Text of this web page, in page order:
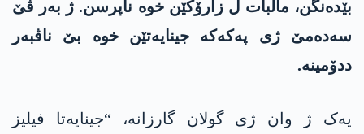
بێدەنگن، مالبات ل زارۆکێن خوە ناپرسن. ژ بەر ڤێ
سەدەمێ ژی پەکەکە جینایەتێن خوە بێ ناڤبەر
ددۆمینە.
یەک ژ وان ژی گولان گارزانە، “جینایەتا فیلیز